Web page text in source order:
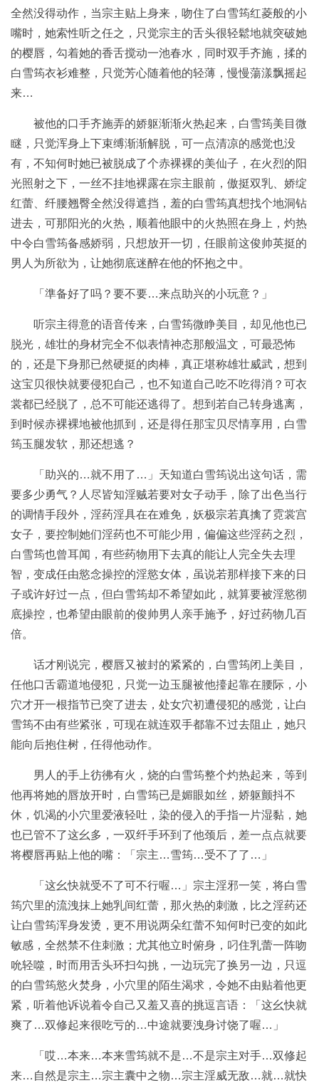
全然没得动作，当宗主贴上身来，吻住了白雪筠红菱般的小
嘴时，她索性听之任之，只觉宗主的舌头很轻鬆地就突破她
的樱唇，勾着她的香舌搅动一池春水，同时双手齐施，揉的
白雪筠衣衫难整，只觉芳心随着他的轻薄，慢慢蕩漾飘摇起
来…
被他的口手齐施弄的娇躯渐渐火热起来，白雪筠美目微
瞇，只觉浑身上下束缚渐渐解脱，可一点清凉的感觉也没
有，不知何时她已被脱成了个赤裸裸的美仙子，在火烈的阳
光照射之下，一丝不挂地裸露在宗主眼前，傲挺双乳、娇绽
红蕾、纤腰翘臀全然没得遮挡，羞的白雪筠真想找个地洞钻
进去，可那阳光的火热，顺着他眼中的火热照在身上，灼热
中令白雪筠备感娇弱，只想放开一切，任眼前这俊帅英挺的
男人为所欲为，让她彻底迷醉在他的怀抱之中。
「準备好了吗？要不要…来点助兴的小玩意？」
听宗主得意的语音传来，白雪筠微睁美目，却见他也已
脱光，雄壮的身材完全不似表情神态那般温文，可最恐怖
的，还是下身那已然硬挺的肉棒，真正堪称雄壮威武，想到
这宝贝很快就要侵犯自己，也不知道自己吃不吃得消？可衣
裳都已经脱了，总不可能还逃得了。想到若自己转身逃离，
到时候赤裸裸地被他抓到，还是得任那宝贝尽情享用，白雪
筠玉腿发软，那还想逃？
「助兴的…就不用了…」天知道白雪筠说出这句话，需
要多少勇气？人尽皆知淫贼若要对女子动手，除了出色当行
的调情手段外，淫药淫具在在难免，妖极宗若真擒了霓裳宫
女子，要控制她们淫药也不可能少用，偏偏这些淫药之烈，
白雪筠也曾耳闻，有些药物用下去真的能让人完全失去理
智，变成任由慾念操控的淫慾女体，虽说若那样接下来的日
子或许好过一点，但白雪筠却不希望如此，就算要被淫慾彻
底操控，也希望由眼前的俊帅男人亲手施予，好过药物几百
倍。
话才刚说完，樱唇又被封的紧紧的，白雪筠闭上美目，
任他口舌霸道地侵犯，只觉一边玉腿被他擡起靠在腰际，小
穴才开一根指节已突了进去，处女穴初遭侵犯的感觉，让白
雪筠不由有些紧张，可现在就连双手都靠不过去阻止，她只
能向后抱住树，任得他动作。
男人的手上彷彿有火，烧的白雪筠整个灼热起来，等到
他再将她的唇放开时，白雪筠已是媚眼如丝，娇躯颤抖不
休，饥渴的小穴里爱液轻吐，染的侵入的手指一片湿黏，她
也已管不了这幺多，一双纤手环到了他颈后，差一点点就要
将樱唇再贴上他的嘴：「宗主…雪筠…受不了了…」
「这幺快就受不了可不行喔…」宗主淫邪一笑，将白雪
筠穴里的流洩抹上她乳间红蕾，那火热的刺激，比之淫药还
让白雪筠浑身发烫，更不用说两朵红蕾不知何时已变的如此
敏感，全然禁不住刺激；尤其他立时俯身，叼住乳蕾一阵吻
吮轻噬，时而用舌头环扫勾挑，一边玩完了换另一边，只逗
的白雪筠慾火焚身，小穴里的陌生渴求，令她不由贴着他更
紧，听着他诉说着令自己又羞又喜的挑逗言语：「这幺快就
爽了…双修起来很吃亏的…中途就要洩身讨饶了喔…」
「哎…本来…本来雪筠就不是…不是宗主对手…双修起
来…自然是宗主…宗主囊中之物…宗主淫威无敌…就…就快